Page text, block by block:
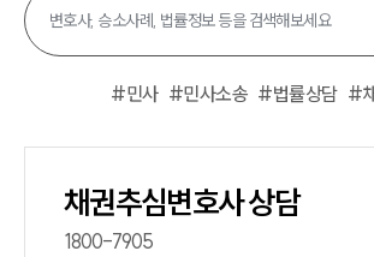
소식/자료
언론보도
법률 블로그
법률서식
뉴스레터/브로슈어
#민사 #민사소송 #법률상담 #
채권추심변호사 상담
1800-7905